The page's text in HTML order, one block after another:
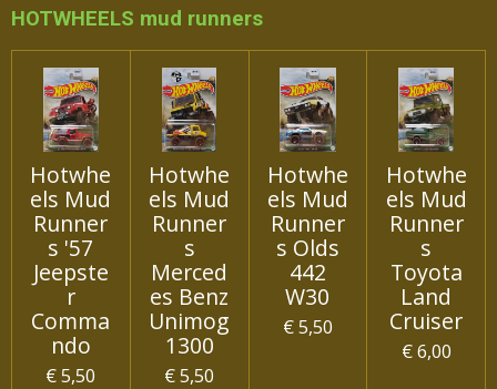
HOTWHEELS mud runners
Hotwhe
els Mud
Runner
s '57
Jeepste
r
Comma
ndo
€ 5,50
Hotwhe
els Mud
Runner
s
Merced
es Benz
Unimog
1300
€ 5,50
Hotwhe
els Mud
Runner
s Olds
442
W30
€ 5,50
Hotwhe
els Mud
Runner
s
Toyota
Land
Cruiser
€ 6,00